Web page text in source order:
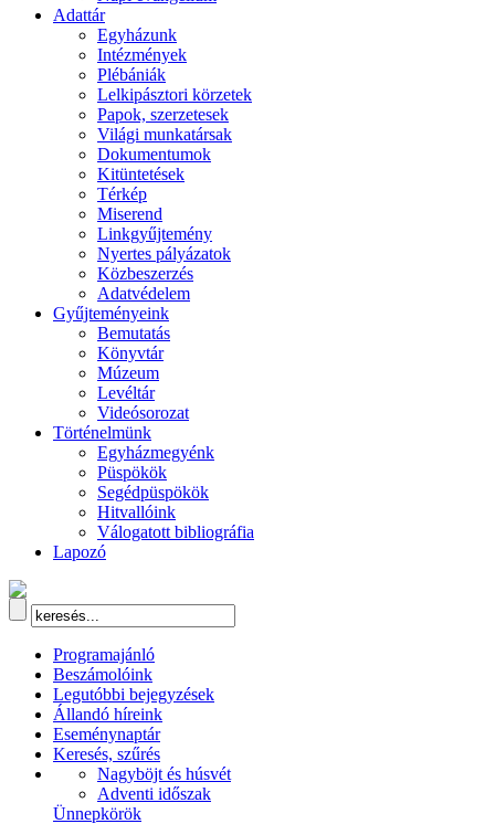
Adattár
Egyházunk
Intézmények
Plébániák
Lelkipásztori körzetek
Papok, szerzetesek
Világi munkatársak
Dokumentumok
Kitüntetések
Térkép
Miserend
Linkgyűjtemény
Nyertes pályázatok
Közbeszerzés
Adatvédelem
Gyűjteményeink
Bemutatás
Könyvtár
Múzeum
Levéltár
Videósorozat
Történelmünk
Egyházmegyénk
Püspökök
Segédpüspökök
Hitvallóink
Válogatott bibliográfia
Lapozó
Programajánló
Beszámolóink
Legutóbbi bejegyzések
Állandó híreink
Eseménynaptár
Keresés, szűrés
Nagyböjt és húsvét
Adventi időszak
Ünnepkörök